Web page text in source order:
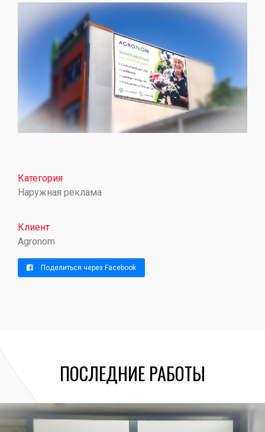
Категория
Наружная реклама
Клиент
Agronom
Поделиться через Facebook
ПОСЛЕДНИЕ РАБОТЫ